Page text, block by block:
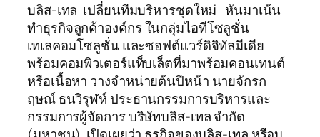
บลิส-เทล เปลี่ยนทีมบริหารชุดใหม่ หันมาเน้น
ทำธุรกิจลูกค้าองค์กร ในกลุ่มไอทีโซลูชั่น
เทเลคอมโซลูชั่น และซอฟต์แวร์ดิจิทัลมีเดีย
พร้อมคอมพิวเตอร์แท็บเล็ตที่มาพร้อมคอนเทนต์
หรือเนื้อหา วางจำหน่ายต้นปีหน้า นายจักรก
ฤษณ์ ธนวิรุฬห์ ประธานกรรมการบริหารและ
กรรมการผู้จัดการ บริษัทบลิส-เทล จำกัด